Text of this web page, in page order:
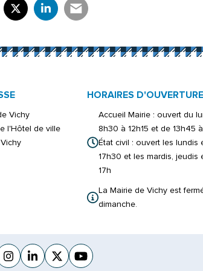
sur Facebook
dans un nouvel onglet)
Partager sur X (Twitter)
(ouverture dans un nouvel onglet)
Partager sur LinkedIn
(ouverture dans un nouvel onglet)
Partager par e-mail
(ouverture dans un nouvel
Vichy
l'Hôtel de ville
HORAIRES D'OUVERTURE
Accueil Mairie : ouvert du
8h30 à 12h15 et de 13h45
État civil : ouvert les lundis
17h30 et les mardis,
17h
La Mairie de Vichy est
dimanche.
dans un nouvel onglet)
Instagram
(ouverture dans un nouvel onglet)
Linkedin
(ouverture dans un nouvel onglet)
X (Twitter)
(ouverture dans un nouvel
YouTube
(ouverture dans un